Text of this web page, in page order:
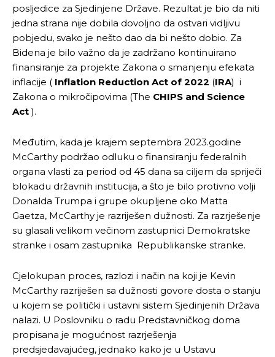
posljedice za Sjedinjene Države. Rezultat je bio da niti
jedna strana nije dobila dovoljno da ostvari vidljivu
pobjedu, svako je nešto dao da bi nešto dobio. Za
Bidena je bilo važno da je zadržano kontinuirano
finansiranje za projekte Zakona o smanjenju efekata
inflacije ( Inflation Reduction Act of 2022 (IRA) i
Zakona o mikročipovima (The CHIPS and Science
Act ).
Međutim, kada je krajem septembra 2023.godine
McCarthy podržao odluku o finansiranju federalnih
organa vlasti za period od 45 dana sa ciljem da spriječi
blokadu državnih institucija, a što je bilo protivno volji
Donalda Trumpa i grupe okupljene oko Matta
Gaetza, McCarthy je razriješen dužnosti. Za razrješenje
su glasali velikom večinom zastupnici Demokratske
stranke i osam zastupnika Republikanske stranke.
Cjelokupan proces, razlozi i način na koji je Kevin
McCarthy razriješen sa dužnosti govore dosta o stanju
u kojem se politički i ustavni sistem Sjedinjenih Država
nalazi. U Poslovniku o radu Predstavničkog doma
propisana je mogućnost razrješenja
predsjedavajućeg, jednako kako je u Ustavu